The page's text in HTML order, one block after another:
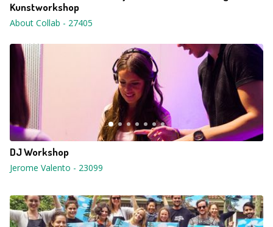
Kunstworkshop
About Collab - 27405
DJ Workshop
Jerome Valento - 23099